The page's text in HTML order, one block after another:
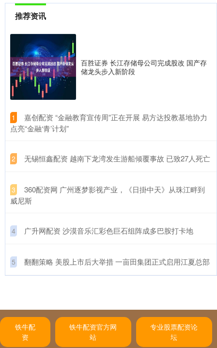
推荐资讯
百胜证券 长江存储母公司完成股改 国产存
储龙头步入新阶段
1
​嘉创配资 “金融教育宣传周”正在开展 易方达投教基地协力
点亮“金融‘青’计划”
2 ​无锡恒鑫配资 越南下龙湾发生游船倾覆事故 已致27人死亡
3
​360配资网 广州逐梦影视产业，《日掛中天》从珠江畔到
威尼斯
4 ​广升网配资 沙漠音乐汇彩色巨石组阵成多巴胺打卡地
5 ​翻翻策略 美股上市后大举措 一亩田集团正式启用江夏总部
铁牛配
资
铁牛配资官方网
站
专业股票配资论
坛